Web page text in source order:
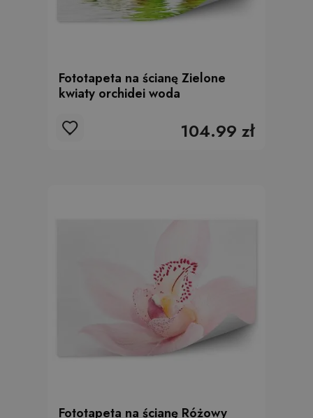
Fototapeta na ścianę Zielone
kwiaty orchidei woda
104.99 zł
Fototapeta na ścianę Różowy